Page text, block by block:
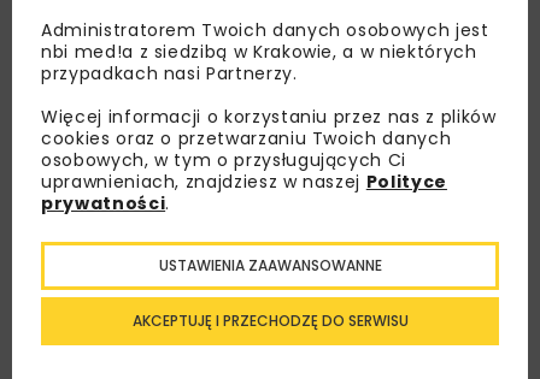
Lubisz wiedzieć więcej?
Zapisz się do newslettera aby otrzymywać od
nas najlepsze informacje branżowe,
zaproszenia na wydarzenia, atrakcyjne oferty i
dedykowane akcje specjalne.
Administratorem Twoich danych osobowych jest
nbi med!a z siedzibą w Krakowie, a w niektórych
przypadkach nasi Partnerzy.
Więcej informacji o korzystaniu przez nas z plików
cookies oraz o przetwarzaniu Twoich danych
osobowych, w tym o przysługujących Ci
uprawnieniach, znajdziesz w naszej Polityce
prywatności.
AKCEPTUJĘ I PRZECHODZĘ DO SERWISU
USTAWIENIA ZAAWANSOWANNE